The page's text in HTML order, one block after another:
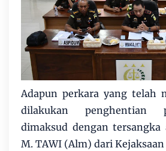
Adapun perkara yang telah
dilakukan penghentian
dimaksud dengan tersangka
M. TAWI (Alm) dari